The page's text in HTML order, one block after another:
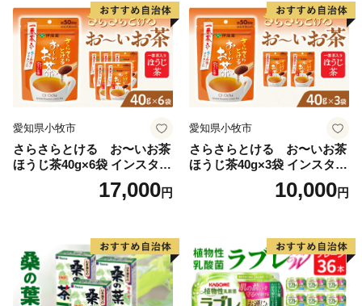
愛知県小牧市
さらさらとける お〜いお茶
ほうじ茶40g×6袋 インスタン
トほうじ茶 粉末ほうじ茶 粉
末茶 おーいお茶 粉末緑茶
17,000円
愛知県小牧市
さらさらとける お〜いお茶
ほうじ茶40g×3袋 インスタン
トほうじ茶 粉末ほうじ茶 粉
末茶 おーいお茶 粉末緑茶
10,000円